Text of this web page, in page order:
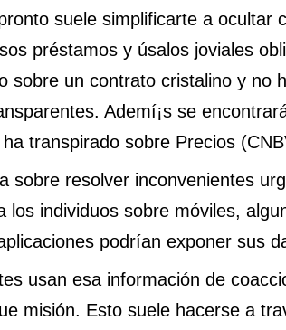
suele simplificarte a ocultar
préstamos y úsalos joviales
sobre un contrato cristalino y no
Ademí¡s se
transpirado sobre Precios
sobre resolver inconvenientes
los individuos sobre móviles,
podrían exponer sus
usan esa información de
misión. Esto suele hacerse a